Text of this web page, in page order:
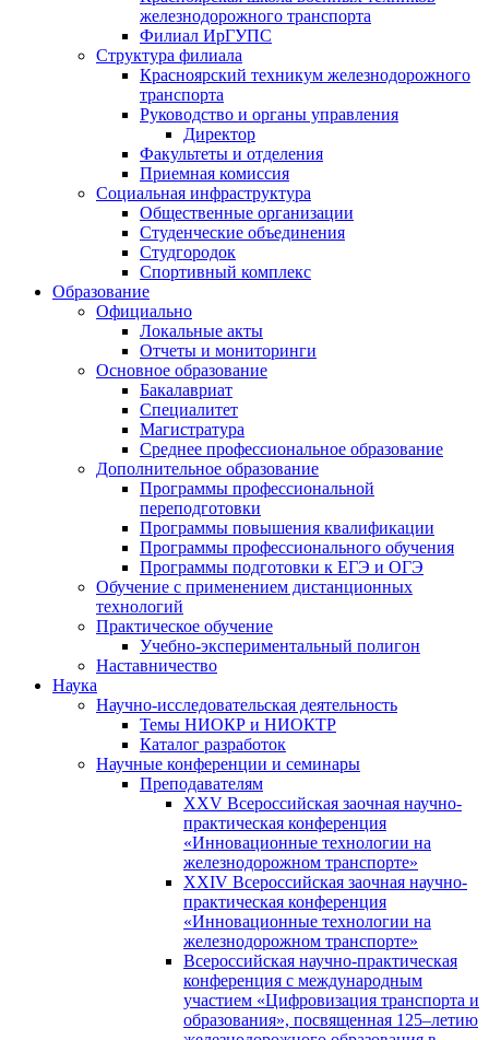
железнодорожного транспорта
Филиал ИрГУПС
Структура филиала
Красноярский техникум железнодорожного
транспорта
Руководство и органы управления
Директор
Факультеты и отделения
Приемная комиссия
Социальная инфраструктура
Общественные организации
Студенческие объединения
Студгородок
Спортивный комплекс
Образование
Официально
Локальные акты
Отчеты и мониторинги
Основное образование
Бакалавриат
Специалитет
Магистратура
Среднее профессиональное образование
Дополнительное образование
Программы профессиональной
переподготовки
Программы повышения квалификации
Программы профессионального обучения
Программы подготовки к ЕГЭ и ОГЭ
Обучение с применением дистанционных
технологий
Практическое обучение
Учебно-экспериментальный полигон
Наставничество
Наука
Научно-исследовательская деятельность
Темы НИОКР и НИОКТР
Каталог разработок
Научные конференции и семинары
Преподавателям
XXV Всероссийская заочная научно-
практическая конференция
«Инновационные технологии на
железнодорожном транспорте»
XXIV Всероссийская заочная научно-
практическая конференция
«Инновационные технологии на
железнодорожном транспорте»
Всероссийская научно-практическая
конференция с международным
участием «Цифровизация транспорта и
образования», посвященная 125–летию